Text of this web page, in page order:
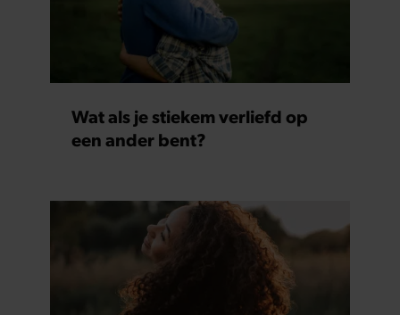
Wat als je stiekem verliefd op
een ander bent?